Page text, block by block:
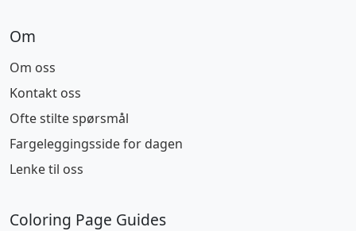
Om
Om oss
Kontakt oss
Ofte stilte spørsmål
Fargeleggingsside for dagen
Lenke til oss
Coloring Page Guides